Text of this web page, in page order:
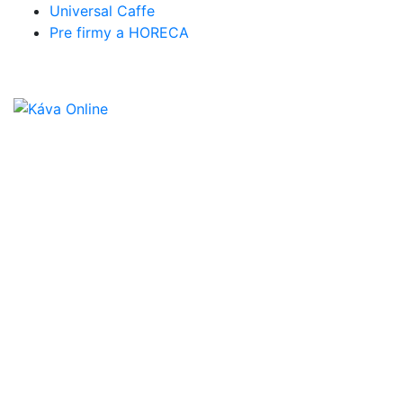
Universal Caffe
Pre firmy a HORECA